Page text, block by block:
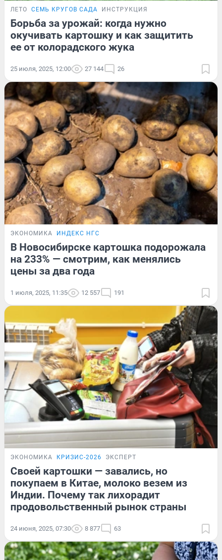
ЛЕТО СЕМЬ КРУГОВ САДА ИНСТРУКЦИЯ
Борьба за урожай: когда нужно
окучивать картошку и как защитить
ее от колорадского жука
25 июля, 2025, 12:00 27 144 26
ЭКОНОМИКА ИНДЕКС НГС
В Новосибирске картошка подорожала
на 233% — смотрим, как менялись
цены за два года
1 июля, 2025, 11:35 12 557 191
ЭКОНОМИКА КРИЗИС-2026 ЭКСПЕРТ
Своей картошки — завались, но
покупаем в Китае, молоко везем из
Индии. Почему так лихорадит
продовольственный рынок страны
24 июня, 2025, 07:30 8 877 63